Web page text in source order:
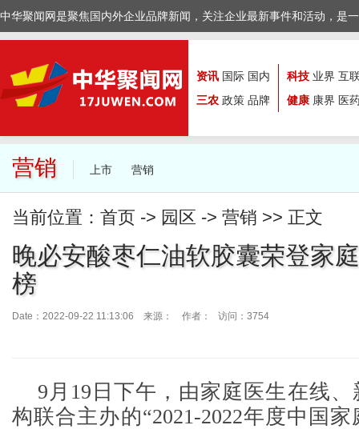
中华聚闻网是聚焦国内外企业品牌新闻，关注企业最新事件和活动，是
资讯 国际 国内
三农 政策 品牌
科技 业界 互
健康 康界 医
营销 上市 营销
当前位置： 首页 -> 园区 -> 营销 >> 正文
晚必安酸枣仁油软胶囊荣登家
榜
Date：2022-09-22 11:13:06 来源： 作者： 访问：3754
9月19日下午，由家庭医生在线
构联合主办的“2021-2022年度中国